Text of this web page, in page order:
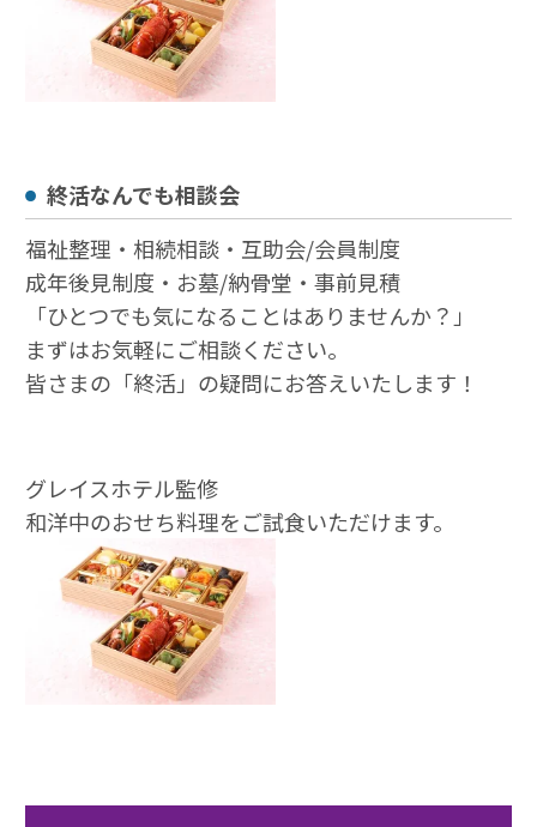
終活なんでも相談会
福祉整理・相続相談・互助会/会員制度
成年後⾒制度・お墓/納骨堂・事前⾒積
「ひとつでも気になることはありませんか？」
まずはお気軽にご相談ください。
皆さまの「終活」の疑問にお答えいたします！
グレイスホテル監修
和洋中のおせち料理をご試食いただけます。